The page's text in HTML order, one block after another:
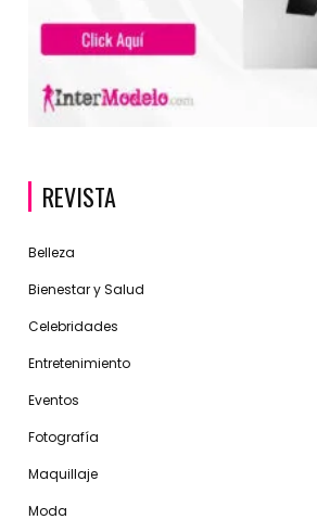
REVISTA
Belleza
Bienestar y Salud
Celebridades
Entretenimiento
Eventos
Fotografía
Maquillaje
Moda